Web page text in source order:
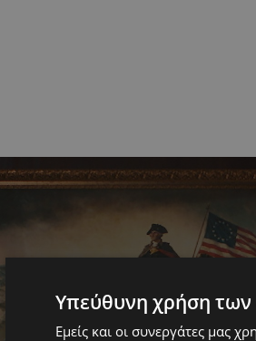
Υπεύθυνη χρήση
Εμείς και οι συνεργάτες μας